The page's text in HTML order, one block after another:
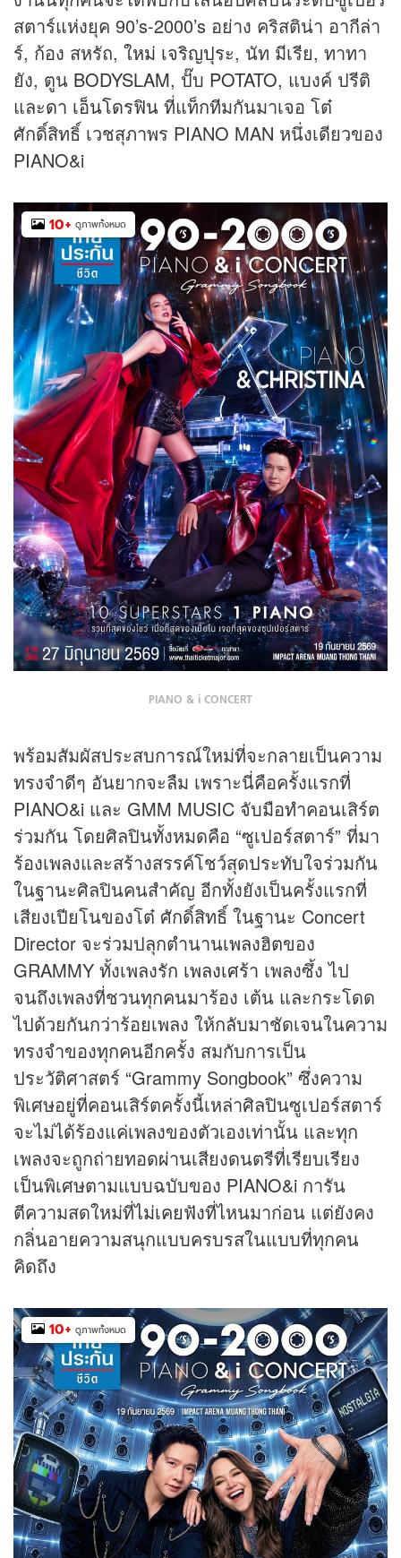
สตาร์แห่งยุค 90’s-2000’s อย่าง คริสติน่า อากีล่า
ร์, ก้อง สหรัถ, ใหม่ เจริญปุระ, นัท มีเรีย, ทาทา
ยัง, ตูน BODYSLAM, ปั๊บ POTATO, แบงค์ ปรีติ
และดา เอ็นโดรฟิน ที่แท็กทีมกันมาเจอ โต๋
ศักดิ์สิทธิ์ เวชสุภาพร PIANO MAN หนึ่งเดียวของ
PIANO&i
10+ ดูภาพทั้งหมด
PIANO & i CONCERT
พร้อมสัมผัสประสบการณ์ใหม่ที่จะกลายเป็นความ
ทรงจำดีๆ อันยากจะลืม เพราะนี่คือครั้งแรกที่
PIANO&i และ GMM MUSIC จับมือทำคอนเสิร์ต
ร่วมกัน โดยศิลปินทั้งหมดคือ “ซูเปอร์สตาร์” ที่มา
ร้องเพลงและสร้างสรรค์โชว์สุดประทับใจร่วมกัน
ในฐานะศิลปินคนสำคัญ อีกทั้งยังเป็นครั้งแรกที่
เสียงเปียโนของโต๋ ศักดิ์สิทธิ์ ในฐานะ Concert
Director จะร่วมปลุกตำนานเพลงฮิตของ
GRAMMY ทั้งเพลงรัก เพลงเศร้า เพลงซึ้ง ไป
จนถึงเพลงที่ชวนทุกคนมาร้อง เต้น และกระโดด
ไปด้วยกันกว่าร้อยเพลง ให้กลับมาชัดเจนในความ
ทรงจำของทุกคนอีกครั้ง สมกับการเป็น
ประวัติศาสตร์ “Grammy Songbook” ซึ่งความ
พิเศษอยู่ที่คอนเสิร์ตครั้งนี้เหล่าศิลปินซูเปอร์สตาร์
จะไม่ได้ร้องแค่เพลงของตัวเองเท่านั้น และทุก
เพลงจะถูกถ่ายทอดผ่านเสียงดนตรีที่เรียบเรียง
เป็นพิเศษตามแบบฉบับของ PIANO&i การัน
ตีความสดใหม่ที่ไม่เคยฟังที่ไหนมาก่อน แต่ยังคง
กลิ่นอายความสนุกแบบครบรสในแบบที่ทุกคน
คิดถึง
10+ ดูภาพทั้งหมด